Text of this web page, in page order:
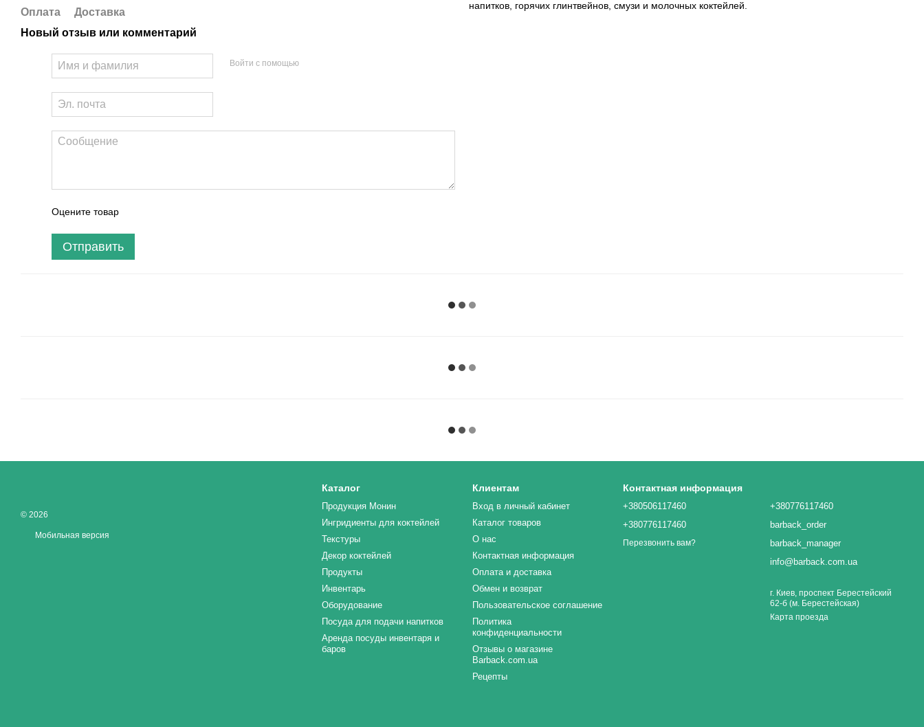
Оплата
Доставка
Новый отзыв или комментарий
Войти с помощью
Оцените товар
Отправить
напитков, горячих глинтвейнов, смузи и молочных коктейлей.
© 2026
Мобильная версия
Каталог
Продукция Монин
Ингридиенты для коктейлей
Текстуры
Декор коктейлей
Продукты
Инвентарь
Оборудование
Посуда для подачи напитков
Аренда посуды инвентаря и
баров
Клиентам
Вход в личный кабинет
Каталог товаров
О нас
Контактная информация
Оплата и доставка
Обмен и возврат
Пользовательское соглашение
Политика
конфиденциальности
Отзывы о магазине
Barback.com.ua
Рецепты
Контактная информация
+380506117460
+380776117460
Перезвонить вам?
+380776117460
barback_order
barback_manager
info@barback.com.ua
г. Киев, проспект Берестейский
62-б (м. Берестейская)
Карта проезда